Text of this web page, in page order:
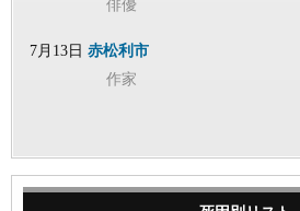
俳優
7月13日 赤松利市
作家